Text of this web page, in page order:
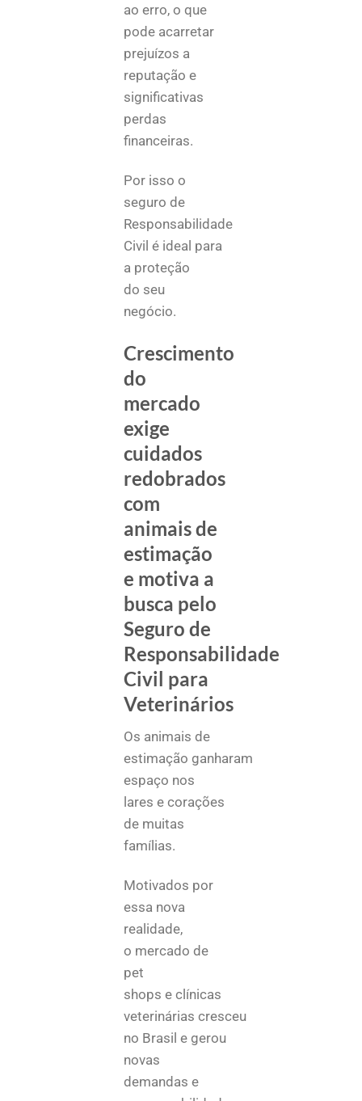
ao erro, o que
pode acarretar
prejuízos a
reputação e
significativas
perdas
financeiras.
Por isso o
seguro de
Responsabilidade
Civil é ideal para
a proteção
do seu
negócio.
Crescimento
do
mercado
exige
cuidados
redobrados
com
animais de
estimação
e motiva a
busca pelo
Seguro de
Responsabilidade
Civil para
Veterinários
Os animais de
estimação ganharam
espaço nos
lares e corações
de muitas
famílias.
Motivados por
essa nova
realidade,
o mercado de
pet
shops e clínicas
veterinárias cresceu
no Brasil e gerou
novas
demandas e